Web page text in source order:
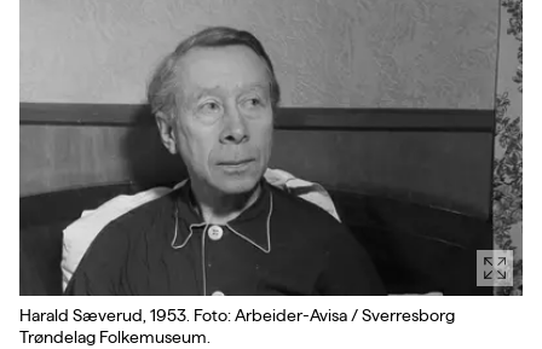
Harald Sæverud, 1953. Foto: Arbeider-Avisa / Sverresborg
Trøndelag Folkemuseum.